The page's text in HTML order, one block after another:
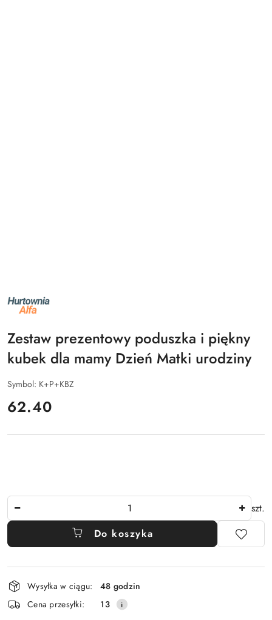
NAZWA
PRODUCENTA:
ALFA
Zestaw prezentowy poduszka i piękny
kubek dla mamy Dzień Matki urodziny
Symbol: K+P+KBZ
cena:
62.40
szt.
Do koszyka
Dostępność
i
dostawa
Wysyłka w ciągu:
48 godzin
Cena przesyłki:
13